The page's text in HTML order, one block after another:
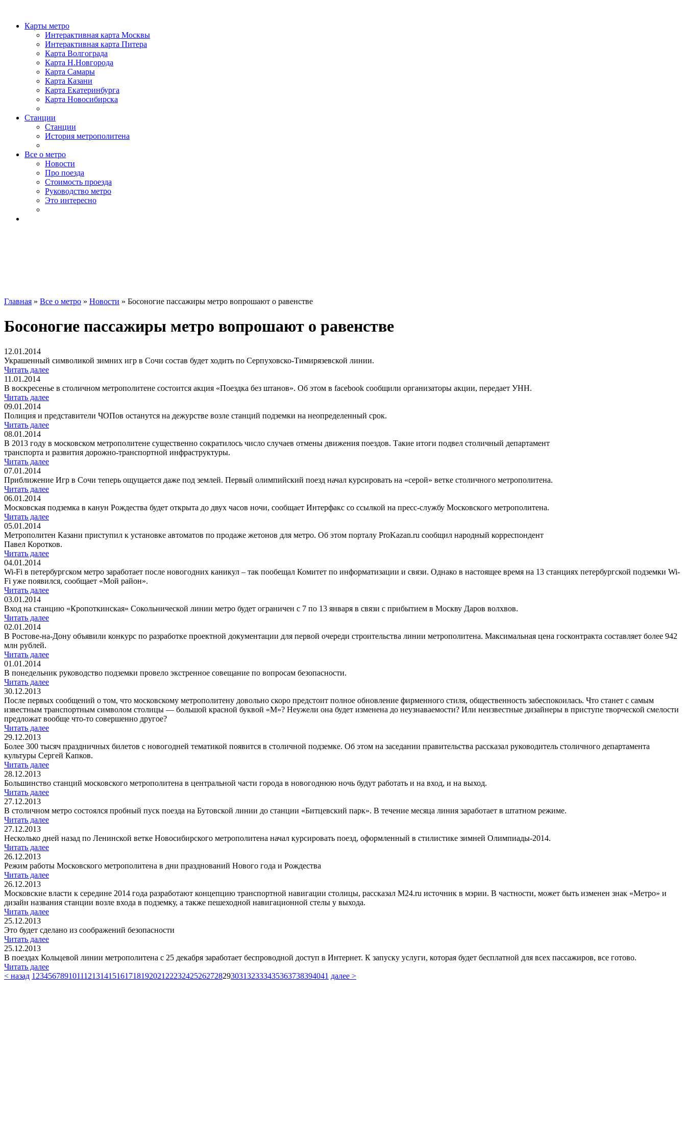
Карты метро
Интерактивная карта Москвы
Интерактивная карта Питера
Карта Волгограда
Карта Н.Новгорода
Карта Самары
Карта Казани
Карта Екатеринбурга
Карта Новосибирска
Станции
Станции
История метрополитена
Все о метро
Новости
Про поезда
Стоимость проезда
Руководство метро
Это интересно
Главная » Все о метро » Новости » Босоногие пассажиры метро вопрошают о равенстве
Босоногие пассажиры метро вопрошают о равенстве
12.01.2014
Украшенный символикой зимних игр в Сочи состав будет ходить по Серпуховско-Тимирязевской линии.
Читать далее
11.01.2014
В воскресенье в столичном метрополитене состоится акция «Поездка без штанов». Об этом в facebook сообщили организаторы акции, передает УНН.
Читать далее
09.01.2014
Полиция и представители ЧОПов останутся на дежурстве возле станций подземки на неопределенный срок.
Читать далее
08.01.2014
В 2013 году в московском метрополитене существенно сократилось число случаев отмены движения поездов. Такие итоги подвел столичный департамент
транспорта и развития дорожно-транспортной инфраструктуры.
Читать далее
07.01.2014
Приближение Игр в Сочи теперь ощущается даже под землей. Первый олимпийский поезд начал курсировать на «серой» ветке столичного метрополитена.
Читать далее
06.01.2014
Московская подземка в канун Рождества будет открыта до двух часов ночи, сообщает Интерфакс со ссылкой на пресс-службу Московского метрополитена.
Читать далее
05.01.2014
Метрополитен Казани приступил к установке автоматов по продаже жетонов для метро. Об этом порталу ProKazan.ru сообщил народный корреспондент
Павел Коротков.
Читать далее
04.01.2014
Wi-Fi в петербургском метро заработает после новогодних каникул – так пообещал Комитет по информатизации и связи. Однако в настоящее время на 13 станциях петербургской подземки Wi-
Fi уже появился, сообщает «Мой район».
Читать далее
03.01.2014
Вход на станцию «Кропоткинская» Сокольнической линии метро будет ограничен с 7 по 13 января в связи с прибытием в Москву Даров волхвов.
Читать далее
02.01.2014
В Ростове-на-Дону объявили конкурс по разработке проектной документации для первой очереди строительства линии метрополитена. Максимальная цена госконтракта составляет более 942
млн рублей.
Читать далее
01.01.2014
В понедельник руководство подземки провело экстренное совещание по вопросам безопасности.
Читать далее
30.12.2013
После первых сообщений о том, что московскому метрополитену довольно скоро предстоит полное обновление фирменного стиля, общественность забеспокоилась. Что станет с самым
известным транспортным символом столицы — большой красной буквой «М»? Неужели она будет изменена до неузнаваемости? Или неизвестные дизайнеры в приступе творческой смелости
предложат вообще что-то совершенно другое?
Читать далее
29.12.2013
Более 300 тысяч праздничных билетов с новогодней тематикой появится в столичной подземке. Об этом на заседании правительства рассказал руководитель столичного департамента
культуры Сергей Капков.
Читать далее
28.12.2013
Большинство станций московского метрополитена в центральной части города в новогоднюю ночь будут работать и на вход, и на выход.
Читать далее
27.12.2013
В столичном метро состоялся пробный пуск поезда на Бутовской линии до станции «Битцевский парк». В течение месяца линия заработает в штатном режиме.
Читать далее
27.12.2013
Несколько дней назад по Ленинской ветке Новосибирского метрополитена начал курсировать поезд, оформленный в стилистике зимней Олимпиады-2014.
Читать далее
26.12.2013
Режим работы Московского метрополитена в дни празднований Нового года и Рождества
Читать далее
26.12.2013
Московские власти к середине 2014 года разработают концепцию транспортной навигации столицы, рассказал M24.ru источник в мэрии. В частности, может быть изменен знак «Метро» и
дизайн названия станции возле входа в подземку, а также пешеходной навигационной стелы у выхода.
Читать далее
25.12.2013
Это будет сделано из соображений безопасности
Читать далее
25.12.2013
В поездах Кольцевой линии метрополитена с 25 декабря заработает беспроводной доступ в Интернет. К запуску услуги, которая будет бесплатной для всех пассажиров, все готово.
Читать далее
< назад 1 23456789101112131415161718192021 2223242526272829303132333435363738394041 далее >